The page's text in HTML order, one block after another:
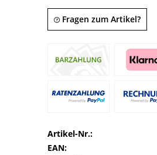
Fragen zum Artikel?
Artikel-Nr.:
EAN: